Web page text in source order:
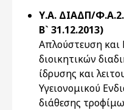
Υ.Α. ΔΙΑΔΠ/
Β` 31.12.2013)
Απλούστευση
διοικητικών
ίδρυσης και
Υγειονομικού
διάθεσης